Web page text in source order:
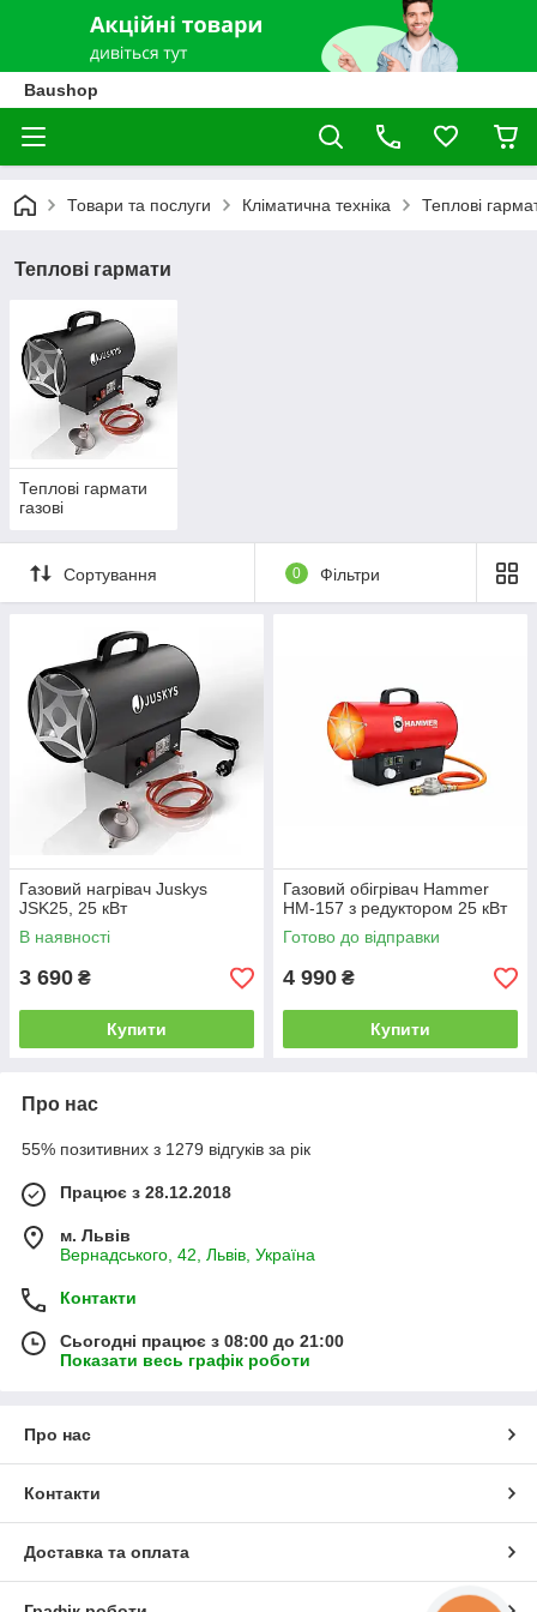
Baushop
Товари та послуги Кліматична техніка Теплові
Теплові гармати
Теплові гармати
газові
Сортування 0 Фільтри
Газовий нагрівач Juskys
JSK25, 25 кВт
В наявності
3 690 ₴
Купити
Газовий обігрівач Hammer
HM-157 з редуктором 25 кВт
Готово до відправки
4 990 ₴
Купити
Про нас
55% позитивних з 1279 відгуків за рік
Працює з 28.12.2018
м. Львів
Вернадського, 42, Львів, Україна
Контакти
Сьогодні працює з 08:00 до 21:00
Показати весь графік роботи
Про нас
Контакти
Доставка та оплата